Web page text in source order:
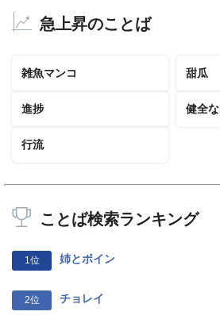
急上昇のことば
雑魚マンコ 甜瓜
進捗 健全な
行流
ことば検索ランキング
1位 姉とボイン
2位 チョレイ